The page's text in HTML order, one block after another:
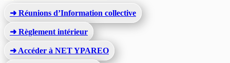
➜ Réunions d’Information collective
➜ Règlement intérieur
➜ Accéder à NET YPAREO